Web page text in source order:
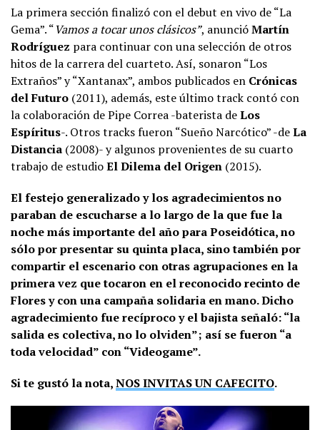
La primera sección finalizó con el debut en vivo de “La
Gema”. “Vamos a tocar unos clásicos”, anuncióMartín
Rodríguez para continuar con una selección de otros
hitos de la carrera del cuarteto. Así, sonaron “Los
Extraños” y “Xantanax”, ambos publicados en Crónicas
del Futuro (2011), además, este último track contó con
la colaboración de Pipe Correa -baterista deLos
Espíritus-. Otros tracks fueron “Sueño Narcótico” -deLa
Distancia (2008)- y algunos provenientes de su cuarto
trabajo de estudioEl Dilema del Origen (2015).
El festejo generalizado y los agradecimientos no
paraban de escucharse a lo largo de la que fue la
noche más importante del año para Poseidótica, no
sólo por presentar su quinta placa, sino también por
compartir el escenario con otras agrupaciones en la
primera vez que tocaron en el reconocido recinto de
Flores y con una campaña solidaria en mano. Dicho
agradecimiento fue recíproco y el bajista señaló: “la
salida es colectiva, no lo olviden”; así se fueron “a
toda velocidad” con “Videogame”.
Si te gustó la nota,NOS INVITAS UN CAFECITO.